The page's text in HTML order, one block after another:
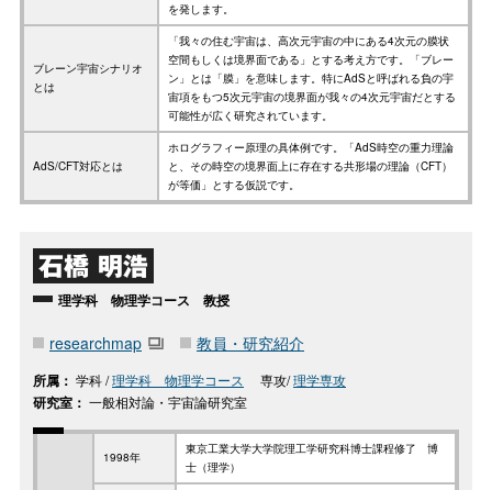
を発します。
ブレーン宇宙シナリオ
とは
「我々の住む宇宙は、高次元宇宙の中にある4次元の膜状
空間もしくは境界面である」とする考え方です。「ブレー
ン」とは「膜」を意味します。特にAdSと呼ばれる負の宇
宙項をもつ5次元宇宙の境界面が我々の4次元宇宙だとする
可能性が広く研究されています。
AdS/CFT対応とは
ホログラフィー原理の具体例です。「AdS時空の重力理論
と、その時空の境界面上に存在する共形場の理論（CFT）
が等価」とする仮説です。
石橋 明浩
理学科 物理学コース 教授
researchmap 教員・研究紹介
所属： 学科 /理学科 物理学コース 専攻/理学専攻
研究室： 一般相対論・宇宙論研究室
1998年
東京工業大学大学院理工学研究科博士課程修了 博
士（理学）